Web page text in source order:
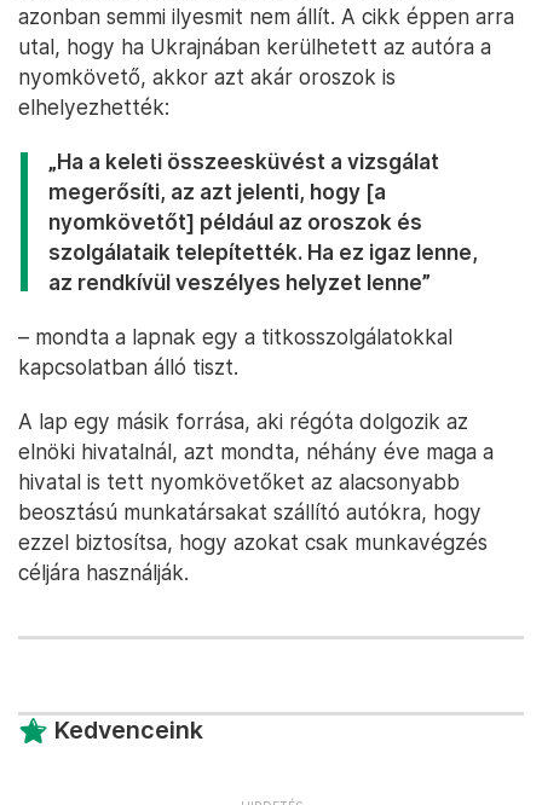
azonban semmi ilyesmit nem állít. A cikk éppen arra
utal, hogy ha Ukrajnában kerülhetett az autóra a
nyomkövető, akkor azt akár oroszok is
elhelyezhették:
„Ha a keleti összeesküvést a vizsgálat
megerősíti, az azt jelenti, hogy [a
nyomkövetőt] például az oroszok és
szolgálataik telepítették. Ha ez igaz lenne,
az rendkívül veszélyes helyzet lenne”
– mondta a lapnak egy a titkosszolgálatokkal
kapcsolatban álló tiszt.
A lap egy másik forrása, aki régóta dolgozik az
elnöki hivatalnál, azt mondta, néhány éve maga a
hivatal is tett nyomkövetőket az alacsonyabb
beosztású munkatársakat szállító autókra, hogy
ezzel biztosítsa, hogy azokat csak munkavégzés
céljára használják.
Kedvenceink